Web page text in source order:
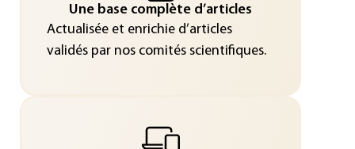
Une base complète d’articles
Actualisée et enrichie d’articles
validés par nos comités scientifiques.